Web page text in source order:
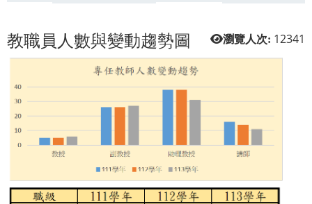
瀏覽人次: 12341
教職員人數與變動趨勢圖